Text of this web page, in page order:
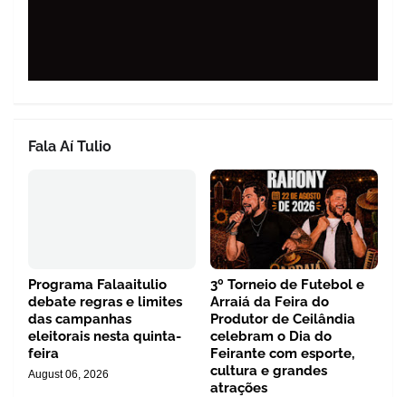
Fala Aí Tulio
Programa Falaaitulio
debate regras e limites
das campanhas
eleitorais nesta quinta-
feira
August 06, 2026
3º Torneio de Futebol e
Arraiá da Feira do
Produtor de Ceilândia
celebram o Dia do
Feirante com esporte,
cultura e grandes
atrações